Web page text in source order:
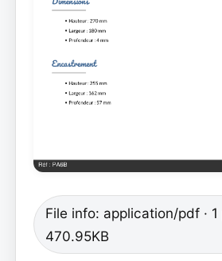
File info: application/pdf · 1
470.95KB